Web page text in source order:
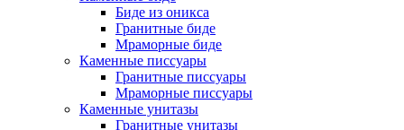
Биде из оникса
Гранитные биде
Мраморные биде
Каменные писсуары
Гранитные писсуары
Мраморные писсуары
Каменные унитазы
Гранитные унитазы